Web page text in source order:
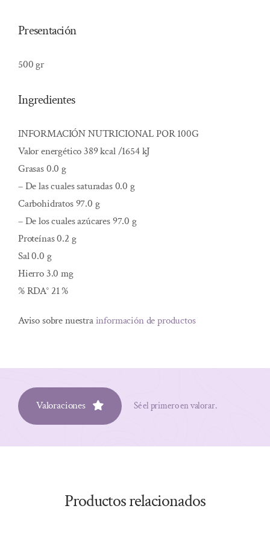
Presentación
500 gr
Ingredientes
INFORMACIÓN NUTRICIONAL POR 100G
Valor energético 389 kcal /1654 kJ
Grasas 0.0 g
– De las cuales saturadas 0.0 g
Carbohidratos 97.0 g
– De los cuales azúcares 97.0 g
Proteínas 0.2 g
Sal 0.0 g
Hierro 3.0 mg
% RDA° 21 %
Aviso sobre nuestrainformación de productos
Valoraciones Sé el primero en valorar.
Productos relacionados